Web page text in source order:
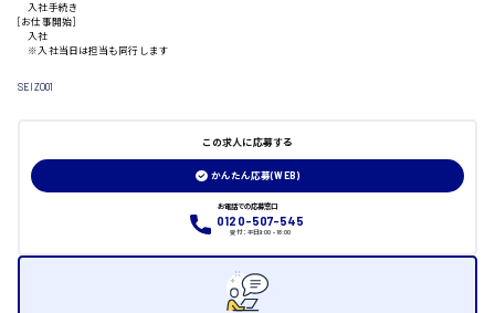
日給制すべて
入社手続き
[お仕事開始]
入社
※入社当日は担当も同行します
SEIZO01
この求人に応募する
かんたん応募(WEB)
お電話での応募窓口
0120-507-545
受付：平日9:00 - 18:00